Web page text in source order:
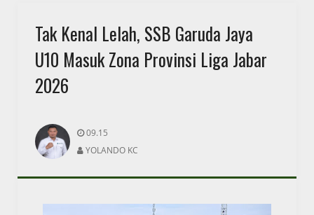
Tak Kenal Lelah, SSB Garuda Jaya
U10 Masuk Zona Provinsi Liga Jabar
2026
09.15
YOLANDO KC